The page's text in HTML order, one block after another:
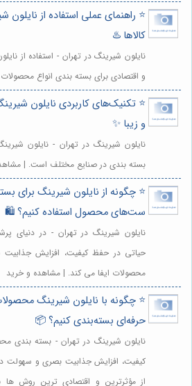
⭐️ راهنمای عملی استفاده از
کالاها ♨️
نایلون شیرینگ در تهران - استفاده از
و اقتصادی برای بسته بندی انواع
⭐️ تکنیک‌های کاربردی نایلون
و زیبا ✨
نایلون شیرینگ در تهران - نایلون
بسته بندی در صنایع مختلف است. |
⭐️ چگونه از نایلون شیرینگ برای
ست‌های محصول استفاده کنیم؟ 🛍️
نایلون شیرینگ در تهران - در دنیای
حیاتی در حفظ کیفیت، افزایش
محصولات ایفا می کند. | مشاهده و خرید
⭐️ چگونه با نایلون شیرینگ
حرفه‌ای بسته‌بندی کنیم؟ 📦
نایلون شیرینگ در تهران - بسته بندی
کیفیت، افزایش جذابیت بصری و سهولت
از مؤثرترین و اقتصادی ترین روش ها